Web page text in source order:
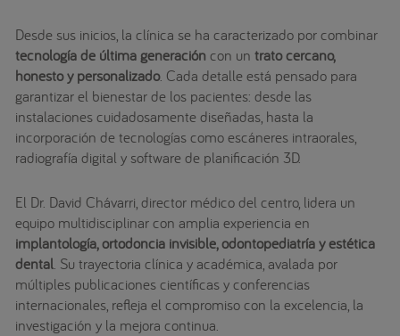
Desde sus inicios, la clínica se ha caracterizado por combinar
tecnología de última generación con un trato cercano,
honesto y personalizado. Cada detalle está pensado para
garantizar el bienestar de los pacientes: desde las
instalaciones cuidadosamente diseñadas, hasta la
incorporación de tecnologías como escáneres intraorales,
radiografía digital y software de planificación 3D.
El Dr. David Chávarri, director médico del centro, lidera un
equipo multidisciplinar con amplia experiencia en
implantología, ortodoncia invisible, odontopediatría y estética
dental. Su trayectoria clínica y académica, avalada por
múltiples publicaciones científicas y conferencias
internacionales, refleja el compromiso con la excelencia, la
investigación y la mejora continua.